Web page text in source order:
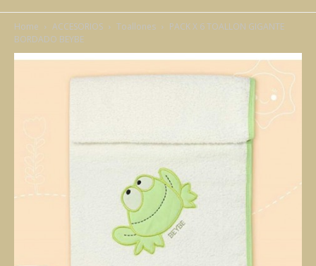
Home ACCESORIOS Toallones
PACK X 6 TOALLON GIGANTE
BORDADO BEYBE